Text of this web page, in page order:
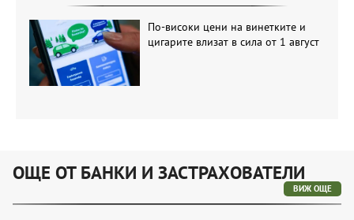
По-високи цени на винетките и
цигарите влизат в сила от 1 август
ОЩЕ ОТ БАНКИ И ЗАСТРАХОВАТЕЛИ
ВИЖ ОЩЕ